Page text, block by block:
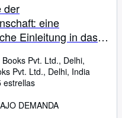
der
eine
Einleitung in das
und ihrer
2 1882 [Leather
Pvt. Ltd., Delhi,
Pvt. Ltd., Delhi, India
estrellas
DEMANDA